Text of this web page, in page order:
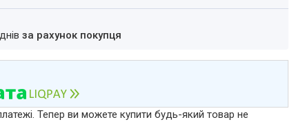
за рахунок покупця
Тепер ви можете купити будь-який товар не